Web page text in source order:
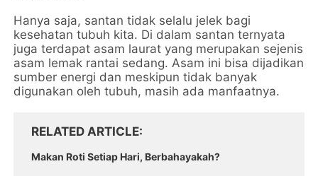
Hanya saja, santan tidak selalu jelek bagi
kesehatan tubuh kita. Di dalam santan ternyata
juga terdapat asam laurat yang merupakan sejenis
asam lemak rantai sedang. Asam ini bisa dijadikan
sumber energi dan meskipun tidak banyak
digunakan oleh tubuh, masih ada manfaatnya.
RELATED ARTICLE
Makan Roti Setiap Hari, Berbahayakah?